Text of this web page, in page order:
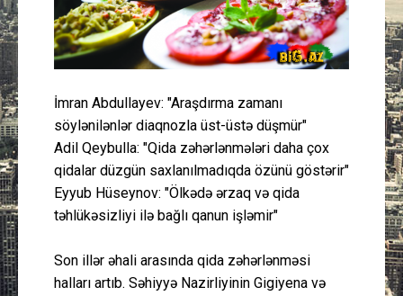
Mədəniyyət
İdman
Cəmiyyət
İmran Abdullayev: "Araşdırma zamanı
söylənilənlər diaqnozla üst-üstə düşmür"
Adil Qeybulla: "Qida zəhərlənmələri daha çox
qidalar düzgün saxlanılmadıqda özünü göstərir"
Eyyub Hüseynov: "Ölkədə ərzaq və qida
təhlükəsizliyi ilə bağlı qanun işləmir"
Son illər əhali arasında qida zəhərlənməsi
halları artıb. Səhiyyə Nazirliyinin Gigiyena və